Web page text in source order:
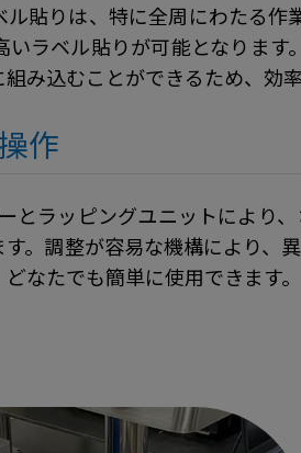
貼りは、特に全周にわたる
ラベル貼りが可能となりま
み込むことができるため、効
作
とラッピングユニットにより
。調整が容易な機構により
なたでも簡単に使用できます。